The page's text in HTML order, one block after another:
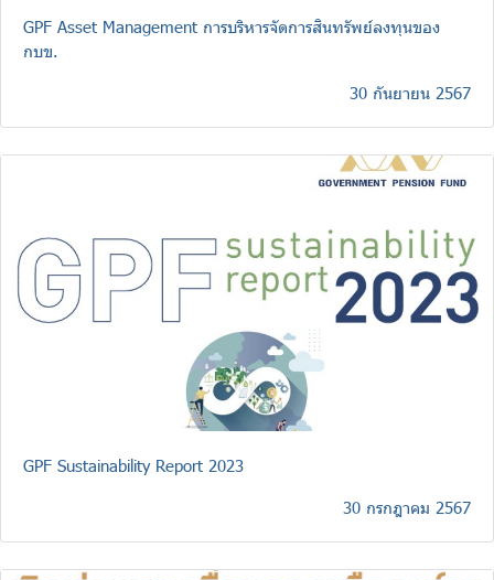
GPF Asset Management การบริหารจัดการสินทรัพย์ลงทุนของ
กบข.
30 กันยายน 2567
GPF Sustainability Report 2023
30 กรกฎาคม 2567